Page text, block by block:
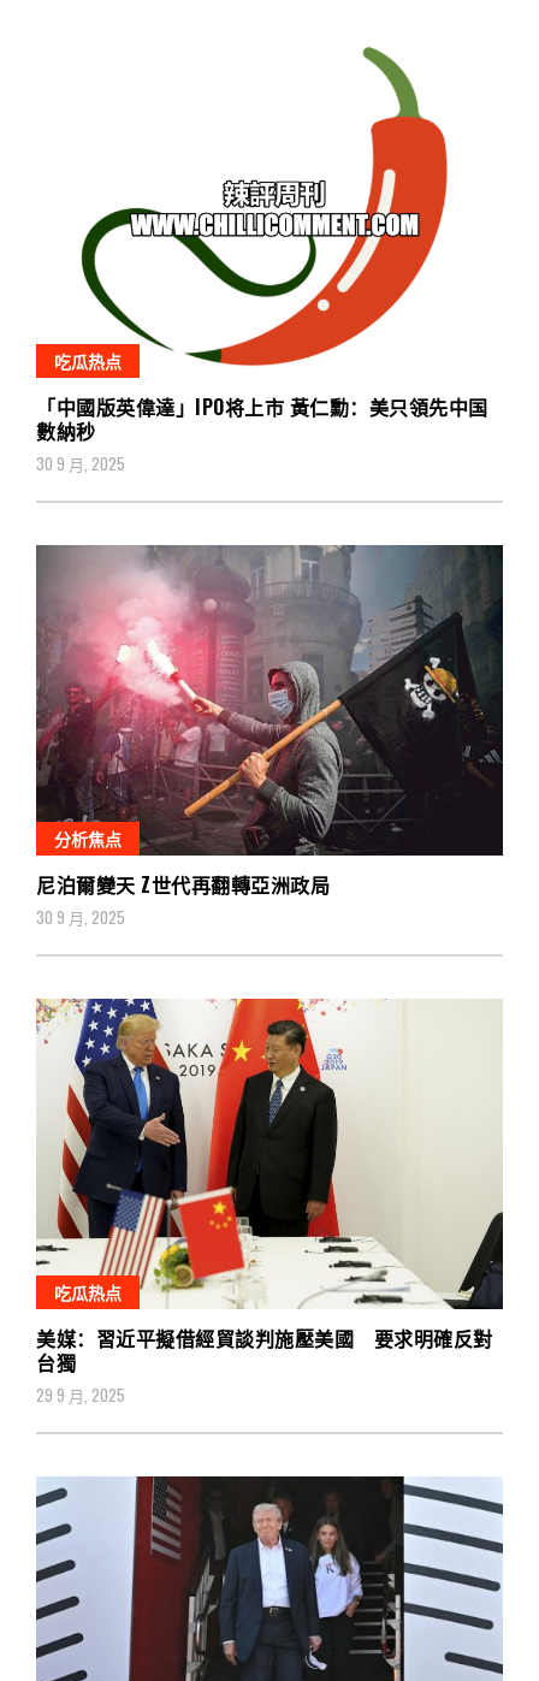
吃瓜热点
「中國版英偉達」IPO将上市 黃仁勳：美只領先中国
數納秒
30 9 月, 2025
分析焦点
尼泊爾變天 Z世代再翻轉亞洲政局
30 9 月, 2025
吃瓜热点
美媒：習近平擬借經貿談判施壓美國 要求明確反對
台獨
29 9 月, 2025